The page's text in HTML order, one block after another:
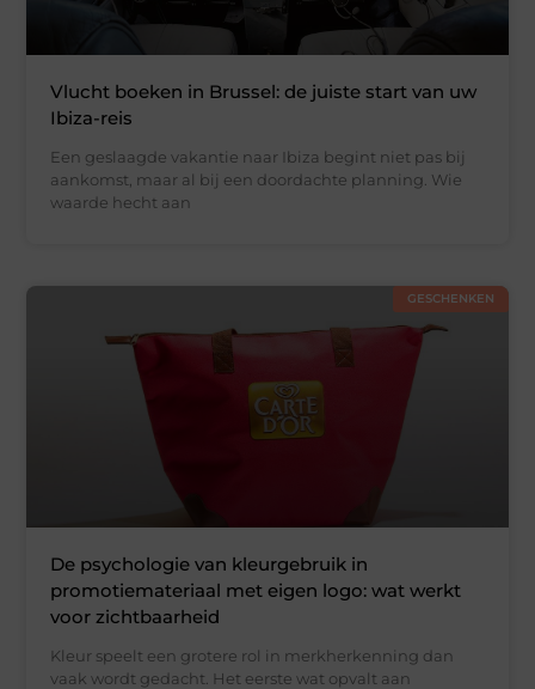
Vlucht boeken in Brussel: de juiste start van uw
Ibiza-reis
Een geslaagde vakantie naar Ibiza begint niet pas bij
aankomst, maar al bij een doordachte planning. Wie
waarde hecht aan
GESCHENKEN
De psychologie van kleurgebruik in
promotiemateriaal met eigen logo: wat werkt
voor zichtbaarheid
Kleur speelt een grotere rol in merkherkenning dan
vaak wordt gedacht. Het eerste wat opvalt aan